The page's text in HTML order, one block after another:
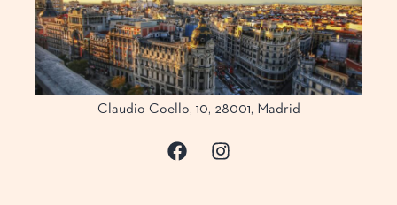
Claudio Coello, 10, 28001, Madrid
Calle Claudio Coello,
28001,